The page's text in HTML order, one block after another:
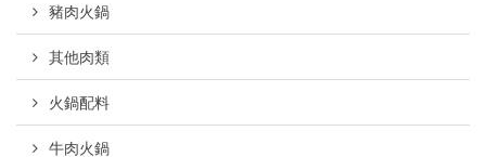
豬肉火鍋
其他肉類
火鍋配料
牛肉火鍋